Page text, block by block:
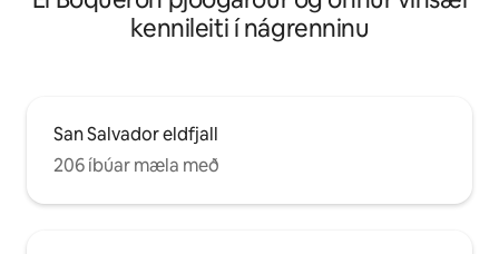
kennileiti í nágrenninu
San Salvador eldfjall
206 íbúar mæla með